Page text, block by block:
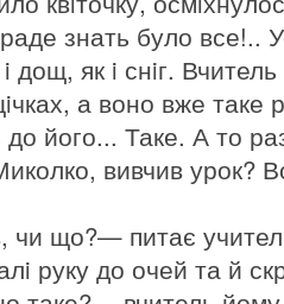
знать було все!..
i дощ, як i снiг.
а воно вже таке
до його... Таке. А то
вивчив урок?
що?— питає
руку до очей та й